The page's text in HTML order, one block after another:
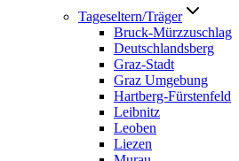
Tageseltern/Träger
Bruck-Mürzzuschlag
Deutschlandsberg
Graz-Stadt
Graz Umgebung
Hartberg-Fürstenfeld
Leibnitz
Leoben
Liezen